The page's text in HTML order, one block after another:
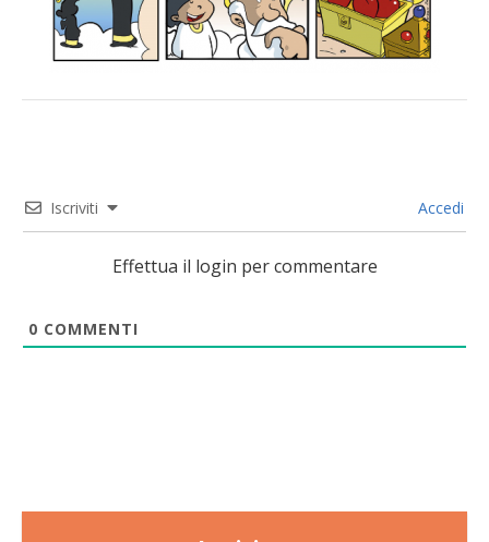
Iscriviti Accedi
Effettua il login per commentare
0 COMMENTI